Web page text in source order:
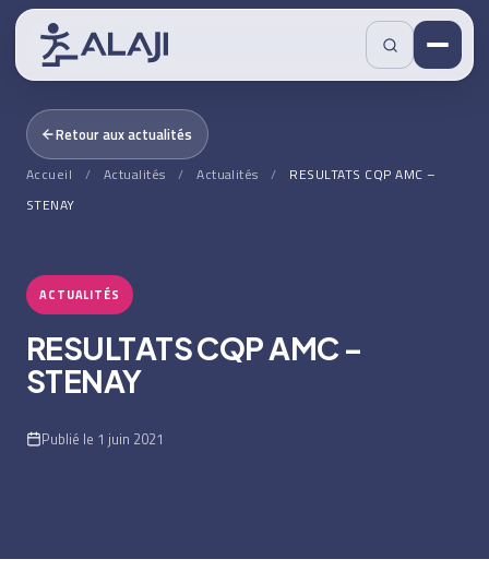
Retour aux actualités
Accueil / Actualités / Actualités /
RESULTATS CQP AMC –
STENAY
ACTUALITÉS
RESULTATS CQP AMC –
STENAY
Publié le 1 juin 2021